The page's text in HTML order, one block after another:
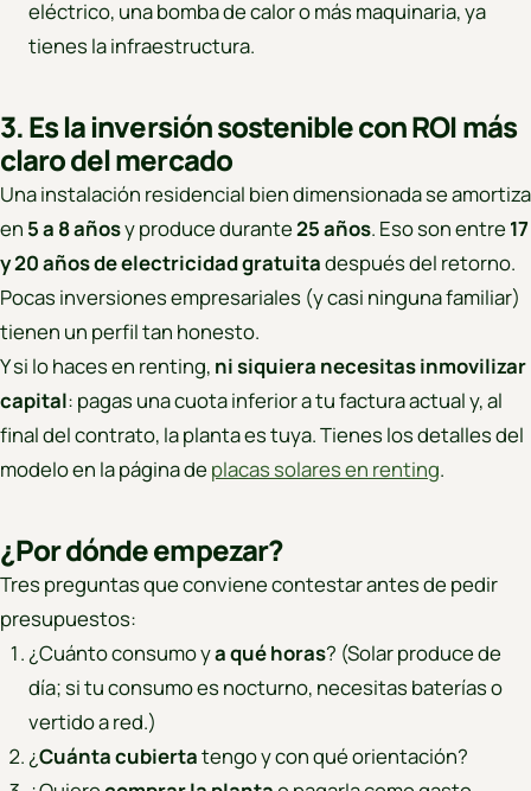
eléctrico, una bomba de calor o más maquinaria, ya
tienes la infraestructura.
3. Es la inversión sostenible con ROI más
claro del mercado
Una instalación residencial bien dimensionada se amortiza
en 5 a 8 añosy produce durante25 años. Eso son entre 17
y 20 años de electricidad gratuitadespués del retorno.
Pocas inversiones empresariales (y casi ninguna familiar)
tienen un perfil tan honesto.
Y si lo haces en renting, ni siquiera necesitas inmovilizar
capital: pagas una cuota inferior a tu factura actual y, al
final del contrato, la planta es tuya. Tienes los detalles del
modelo en la página de placas solares en renting.
¿Por dónde empezar?
Tres preguntas que conviene contestar antes de pedir
presupuestos:
¿Cuánto consumo ya qué horas? (Solar produce de
día; si tu consumo es nocturno, necesitas baterías o
vertido a red.)
¿Cuánta cubiertatengo y con qué orientación?